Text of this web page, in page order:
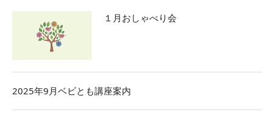
１月おしゃべり会
2025年9月ベビとも講座案内